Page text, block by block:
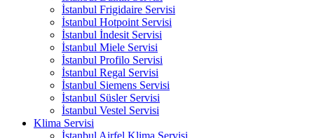
İstanbul Frigidaire Servisi
İstanbul Hotpoint Servisi
İstanbul İndesit Servisi
İstanbul Miele Servisi
İstanbul Profilo Servisi
İstanbul Regal Servisi
İstanbul Siemens Servisi
İstanbul Süsler Servisi
İstanbul Vestel Servisi
Klima Servisi
İstanbul Airfel Klima Servisi